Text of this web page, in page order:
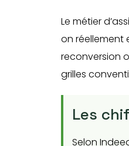
Le métier
on réellement
reconversion
grilles
Les
Selon